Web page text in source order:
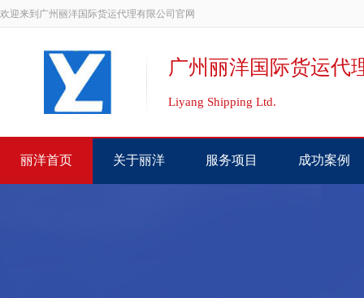
欢迎来到广州丽洋国际货运代理有限公司官网
广州丽洋国际货运代
Liyang Shipping Ltd.
丽洋首页 关于丽洋 服务项目 成功案例